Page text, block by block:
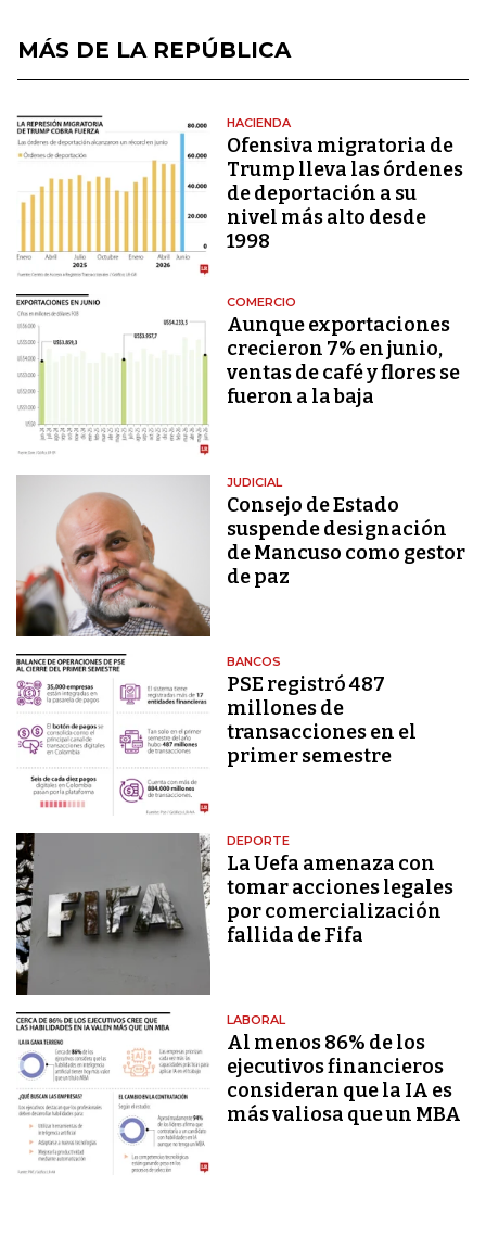
MÁS DE LA REPÚBLICA
HACIENDA
Ofensiva migratoria de
Trump lleva las órdenes
de deportación a su
nivel más alto desde
1998
COMERCIO
Aunque exportaciones
crecieron 7% en junio,
ventas de café y flores se
fueron a la baja
JUDICIAL
Consejo de Estado
suspende designación
de Mancuso como gestor
de paz
BANCOS
PSE registró 487
millones de
transacciones en el
primer semestre
DEPORTE
La Uefa amenaza con
tomar acciones legales
por comercialización
fallida de Fifa
LABORAL
Al menos 86% de los
ejecutivos financieros
consideran que la IA es
más valiosa que un MBA